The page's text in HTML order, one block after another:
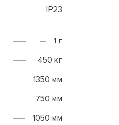
IP23
1 г
450 кг
1350 мм
750 мм
1050 мм